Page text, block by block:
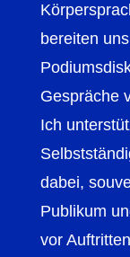
bereiten
Gespräche
Ich
dabei,
Publikum
vor